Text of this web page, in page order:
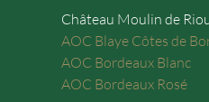
Château Moulin de
AOC Blaye Côtes de
AOC Bordeaux Blanc
AOC Bordeaux Rosé